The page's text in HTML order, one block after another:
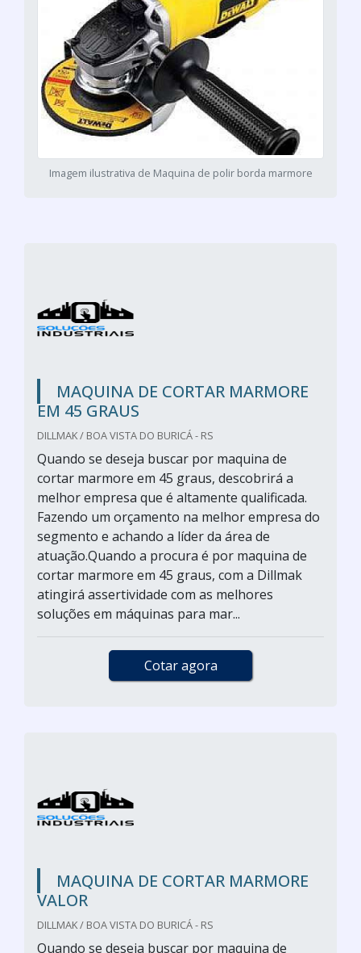
Imagem ilustrativa de Maquina de polir borda marmore
MAQUINA DE CORTAR MARMORE
EM 45 GRAUS
DILLMAK / BOA VISTA DO BURICÁ - RS
Quando se deseja buscar por maquina de
cortar marmore em 45 graus, descobrirá a
melhor empresa que é altamente qualificada.
Fazendo um orçamento na melhor empresa do
segmento e achando a líder da área de
atuação.Quando a procura é por maquina de
cortar marmore em 45 graus, com a Dillmak
atingirá assertividade com as melhores
soluções em máquinas para mar...
Cotar agora
MAQUINA DE CORTAR MARMORE
VALOR
DILLMAK / BOA VISTA DO BURICÁ - RS
Quando se deseja buscar por maquina de